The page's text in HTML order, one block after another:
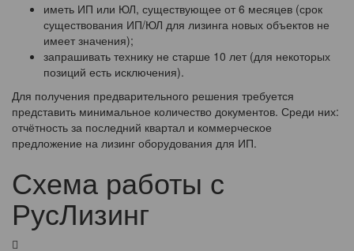
иметь ИП или ЮЛ, существующее от 6 месяцев (срок
существования ИП/ЮЛ для лизинга новых объектов не
имеет значения);
запрашивать технику не старше 10 лет (для некоторых
позиций есть исключения).
Для получения предварительного решения требуется
представить минимальное количество документов. Среди них:
отчётность за последний квартал и коммерческое
предложение на лизинг оборудования для ИП.
Схема работы с
РусЛизинг